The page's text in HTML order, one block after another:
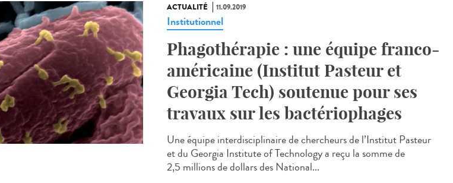
ACTUALITÉ 11.09.2019
Institutionnel
Phagothérapie : une équipe franco-
américaine (Institut Pasteur et
Georgia Tech) soutenue pour ses
travaux sur les bactériophages
Une équipe interdisciplinaire de chercheurs de l’Institut Pasteur
et du Georgia Institute of Technology a reçu la somme de
2,5 millions de dollars des National...